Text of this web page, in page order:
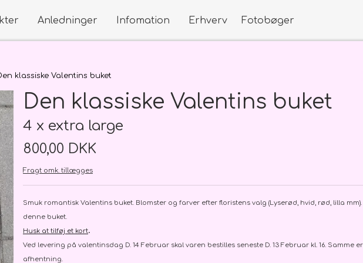
Små kort
Store kort
Til den lille ny - Mor og Barn, Dåb mm.
Begravelse
Anledninger Infomation
på webshoppen
Erhverv Fotobøger
klassiske Valentins buket
Den klassiske Valentins buket
4 x extra large
800,00 DKK
Fragt omk. tillægges
Smuk romantisk Valentins buket. Blomster og farver efter floristens valg (Lyserød, hvid, rød, lilla mm)
denne buket.
Husk at tilføj et kort.
Ved levering på valentinsdag D. 14 Februar skal varen bestilles seneste D. 13 Februar kl. 16. Samme
afhentning.